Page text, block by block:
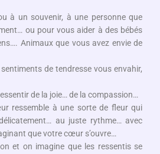
à un souvenir, à une personne que
ou pour vous aider à des bébés
Animaux que vous avez envie de
de tendresse vous envahir,
de la joie… de la compassion…
ressemble à une sorte de fleur qui
au juste rythme… avec
que votre cœur s’ouvre…
et on imagine que les ressentis se